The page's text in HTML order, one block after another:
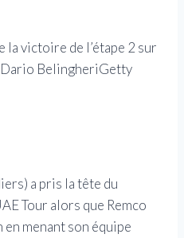
victoire de l’étape 2 sur
BelingheriGetty
a pris la tête du
Tour alors que Remco
en menant son équipe